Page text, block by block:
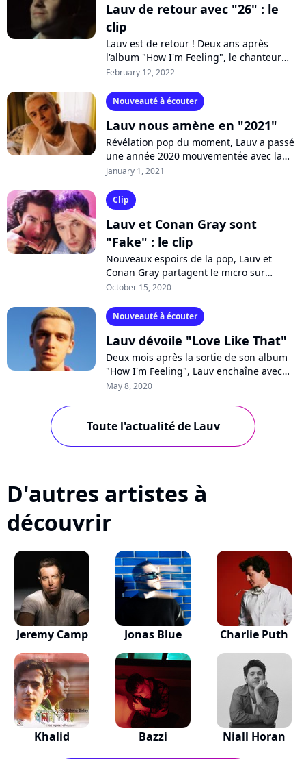
Lauv de retour avec "26" : le
clip
Lauv est de retour ! Deux ans après
l'album "How I'm Feeling", le chanteur
américain est de retour avec "26", un titre
February 12, 2022
Nouveauté à écouter
Lauv nous amène en "2021"
Révélation pop du moment, Lauv a passé
une année 2020 mouvementée avec la
sortie de son premier album, quelques
mondiale....
January 1, 2021
Clip
Lauv et Conan Gray sont
"Fake" : le clip
Nouveaux espoirs de la pop, Lauv et
Conan Gray partagent le micro sur
l'irrésistible single "Fake" et son clip
October 15, 2020
Nouveauté à écouter
Lauv dévoile "Love Like That"
Deux mois après la sortie de son album
"How I'm Feeling", Lauv enchaîne avec
"Love Like That", une ballade intime et
May 8, 2020
Toute l'actualité de Lauv
D'autres artistes à
découvrir
Jeremy Camp Jonas Blue Charlie Puth
Khalid Bazzi Niall Horan